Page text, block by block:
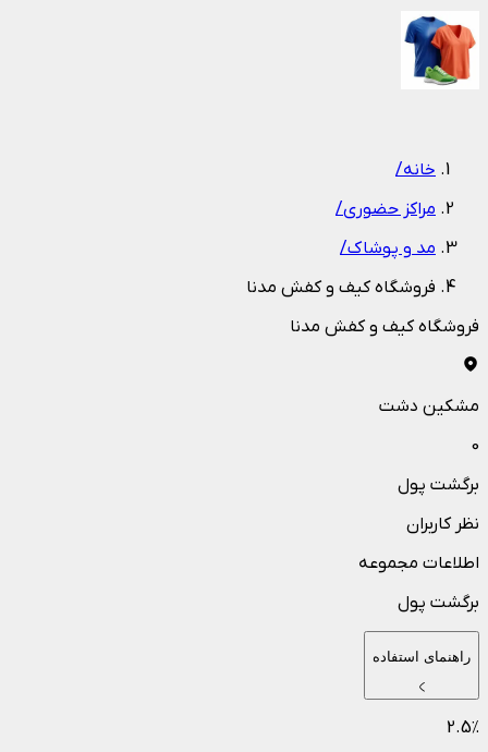
خانه/
مراکز حضوری/
مد و پوشاک/
فروشگاه کیف و کفش مدنا
فروشگاه کیف و کفش مدنا
مشکین دشت
0
برگشت پول
نظر کاربران
اطلاعات مجموعه
برگشت پول
راهنمای استفاده
2.5٪